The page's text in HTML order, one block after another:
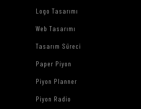
Logo Tasarımı
Web Tasarımı
Tasarım Süreci
Paper Piyon
Piyon Planner
Piyon Radio